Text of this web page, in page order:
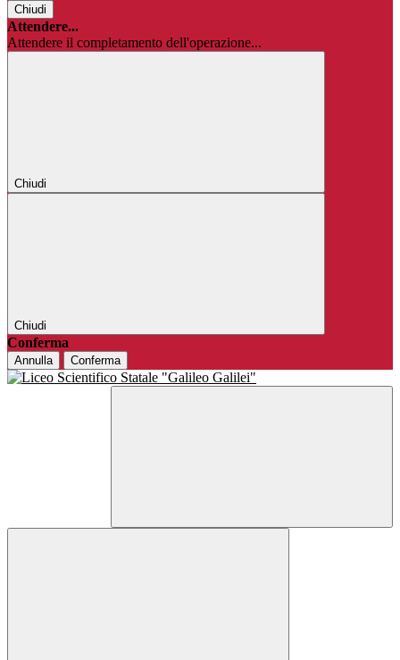
Chiudi
Attendere...
Attendere il completamento dell'operazione...
Chiudi
Chiudi
Conferma
Annulla Conferma